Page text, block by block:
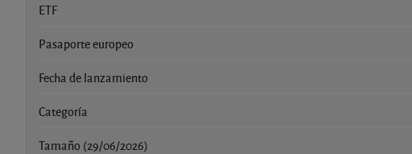
ETF
Pasaporte europeo
Fecha de lanzamiento
Categoría
Tamaño (29/06/2026)